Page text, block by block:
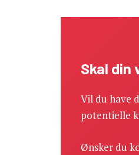
Skal din
Vil du have
potentielle
Ønsker du